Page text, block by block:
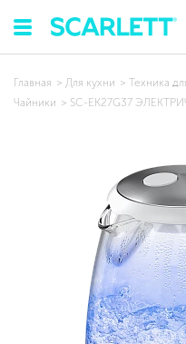
Главная Для кухни
Техника
Чайники
SC-EK27G37